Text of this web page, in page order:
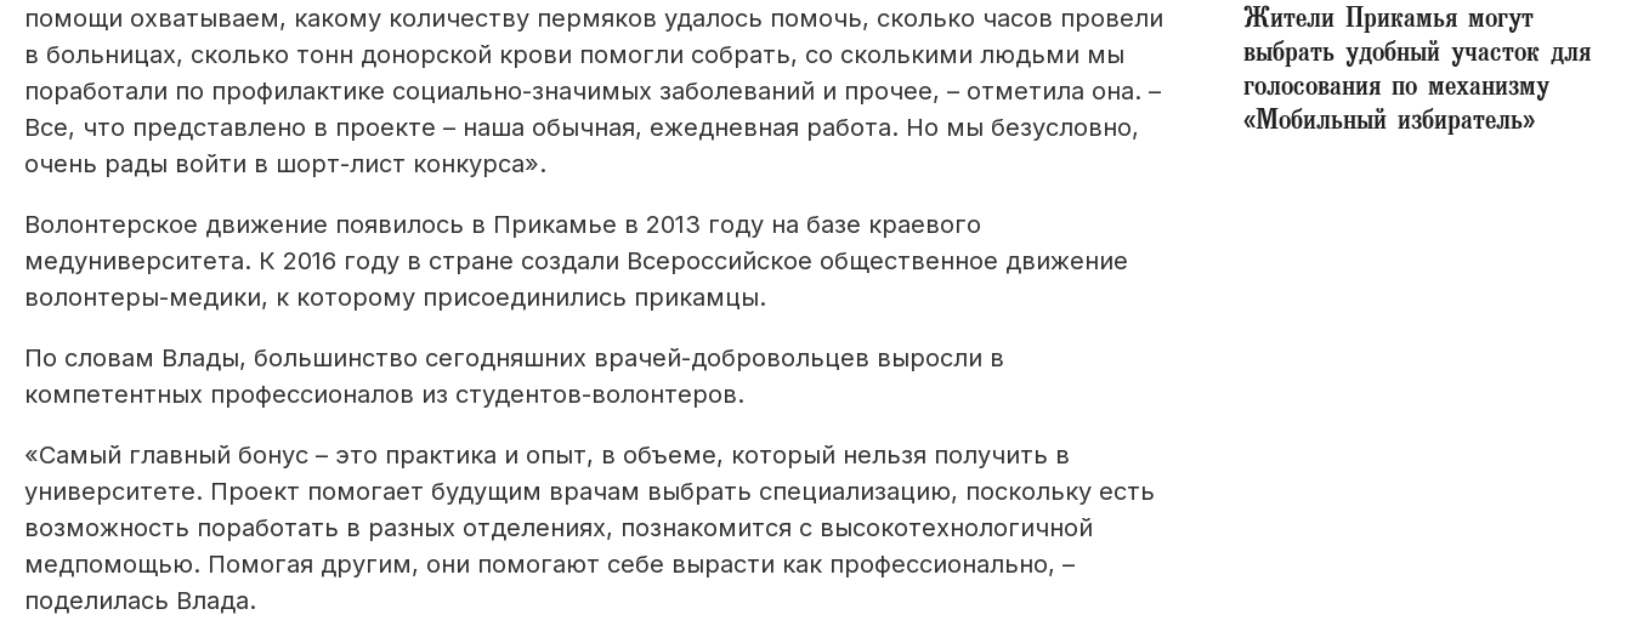
помощи охватываем, какому количеству пермяков удалось помочь, сколько часов провели
в больницах, сколько тонн донорской крови помогли собрать, со сколькими людьми мы
поработали по профилактике социально-значимых заболеваний и прочее, – отметила она. –
Все, что представлено в проекте – наша обычная, ежедневная работа. Но мы безусловно,
очень рады войти в шорт-лист конкурса».
Волонтерское движение появилось в Прикамье в 2013 году на базе краевого
медуниверситета. К 2016 году в стране создали Всероссийское общественное движение
волонтеры-медики, к которому присоединились прикамцы.
По словам Влады, большинство сегодняшних врачей-добровольцев выросли в
компетентных профессионалов из студентов-волонтеров.
«Самый главный бонус – это практика и опыт, в объеме, который нельзя получить в
университете. Проект помогает будущим врачам выбрать специализацию, поскольку есть
возможность поработать в разных отделениях, познакомится с высокотехнологичной
медпомощью. Помогая другим, они помогают себе вырасти как профессионально, –
поделилась Влада.
Жители Прикамья могут
выбрать удобный участок для
голосования по механизму
«Мобильный избиратель»